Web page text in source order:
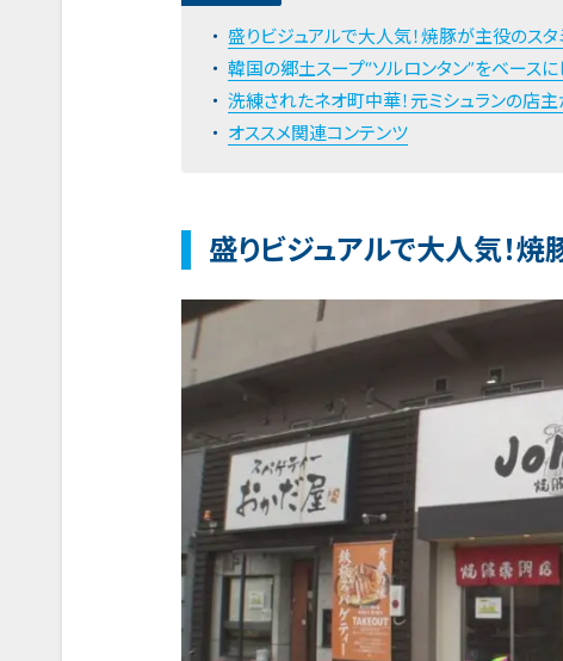
盛りビジュアルで大人気！焼豚が主役のスタ
韓国の郷土スープ“ソルロンタン”をベース
洗練されたネオ町中華！元ミシュランの店
オススメ関連コンテンツ
盛りビジュアルで大人気！